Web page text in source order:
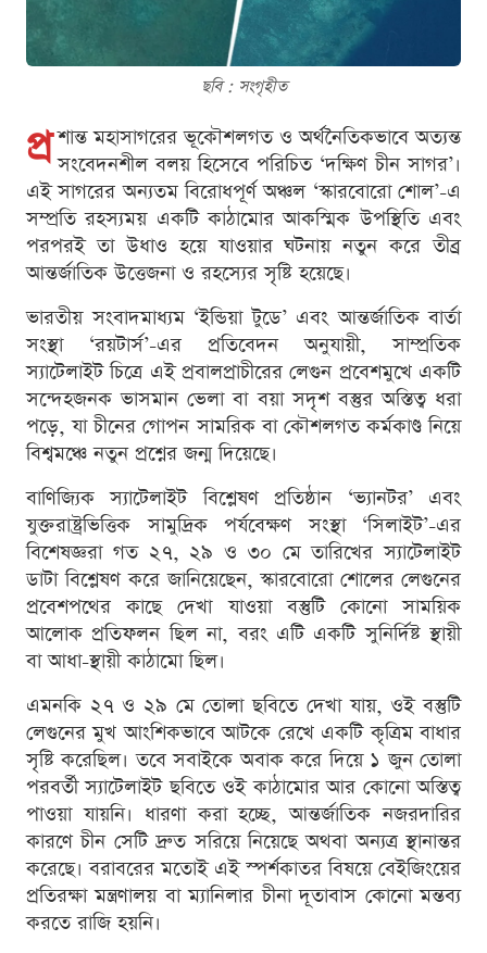
ছবি : সংগৃহীত
প্র শান্ত মহাসাগরের ভূকৌশলগত ও অর্থনৈতিকভাবে অত্যন্ত
সংবেদনশীল বলয় হিসেবে পরিচিত ‘দক্ষিণ চীন সাগর’।
এই সাগরের অন্যতম বিরোধপূর্ণ অঞ্চল ‘স্কারবোরো শোল’-এ
সম্প্রতি রহস্যময় একটি কাঠামোর আকস্মিক উপস্থিতি এবং
পরপরই তা উধাও হয়ে যাওয়ার ঘটনায় নতুন করে তীব্র
আন্তর্জাতিক উত্তেজনা ও রহস্যের সৃষ্টি হয়েছে।
ভারতীয় সংবাদমাধ্যম ‘ইন্ডিয়া টুডে’ এবং আন্তর্জাতিক বার্তা
সংস্থা ‘রয়টার্স’-এর প্রতিবেদন অনুযায়ী, সাম্প্রতিক
স্যাটেলাইট চিত্রে এই প্রবালপ্রাচীরের লেগুন প্রবেশমুখে একটি
সন্দেহজনক ভাসমান ভেলা বা বয়া সদৃশ বস্তুর অস্তিত্ব ধরা
পড়ে, যা চীনের গোপন সামরিক বা কৌশলগত কর্মকাণ্ড নিয়ে
বিশ্বমঞ্চে নতুন প্রশ্নের জন্ম দিয়েছে।
বাণিজ্যিক স্যাটেলাইট বিশ্লেষণ প্রতিষ্ঠান ‘ভ্যানটর’ এবং
যুক্তরাষ্ট্রভিত্তিক সামুদ্রিক পর্যবেক্ষণ সংস্থা ‘সিলাইট’-এর
বিশেষজ্ঞরা গত ২৭, ২৯ ও ৩০ মে তারিখের স্যাটেলাইট
ডাটা বিশ্লেষণ করে জানিয়েছেন, স্কারবোরো শোলের লেগুনের
প্রবেশপথের কাছে দেখা যাওয়া বস্তুটি কোনো সাময়িক
আলোক প্রতিফলন ছিল না, বরং এটি একটি সুনির্দিষ্ট স্থায়ী
বা আধা-স্থায়ী কাঠামো ছিল।
এমনকি ২৭ ও ২৯ মে তোলা ছবিতে দেখা যায়, ওই বস্তুটি
লেগুনের মুখ আংশিকভাবে আটকে রেখে একটি কৃত্রিম বাধার
সৃষ্টি করেছিল। তবে সবাইকে অবাক করে দিয়ে ১ জুন তোলা
পরবর্তী স্যাটেলাইট ছবিতে ওই কাঠামোর আর কোনো অস্তিত্ব
পাওয়া যায়নি। ধারণা করা হচ্ছে, আন্তর্জাতিক নজরদারির
কারণে চীন সেটি দ্রুত সরিয়ে নিয়েছে অথবা অন্যত্র স্থানান্তর
করেছে। বরাবরের মতোই এই স্পর্শকাতর বিষয়ে বেইজিংয়ের
প্রতিরক্ষা মন্ত্রণালয় বা ম্যানিলার চীনা দূতাবাস কোনো মন্তব্য
করতে রাজি হয়নি।